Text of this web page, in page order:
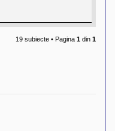
19 subiecte • Pagina 1 din 1